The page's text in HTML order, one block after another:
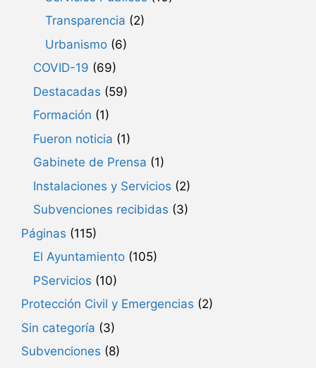
Transparencia (2)
Urbanismo (6)
COVID-19 (69)
Destacadas (59)
Formación (1)
Fueron noticia (1)
Gabinete de Prensa (1)
Instalaciones y Servicios (2)
Subvenciones recibidas (3)
Páginas (115)
El Ayuntamiento (105)
PServicios (10)
Protección Civil y Emergencias (2)
Sin categoría (3)
Subvenciones (8)